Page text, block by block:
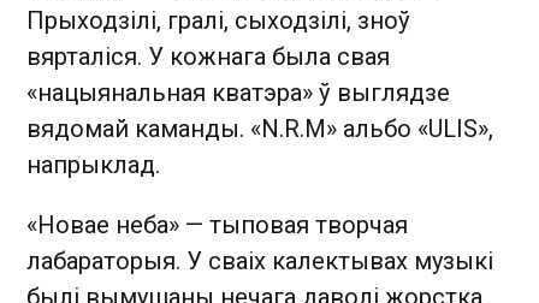
Прыходзілі, гралі, сыходзілі, зноў
вярталіся. У кожнага была свая
«нацыянальная кватэра» ў выглядзе
вядомай каманды. «N.R.M» альбо «ULIS»,
напрыклад.
«Новае неба» — тыповая творчая
лабараторыя. У сваіх калектывах музыкі
былі вымушаны нечага даволі жорстка